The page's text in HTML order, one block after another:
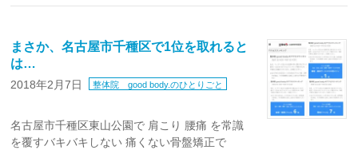
まさか、名古屋市千種区で1位を取れると
は…
2018年2月7日 整体院 good body.のひとりごと
名古屋市千種区東山公園で 肩こり 腰痛 を常識
を覆すバキバキしない 痛くない骨盤矯正で